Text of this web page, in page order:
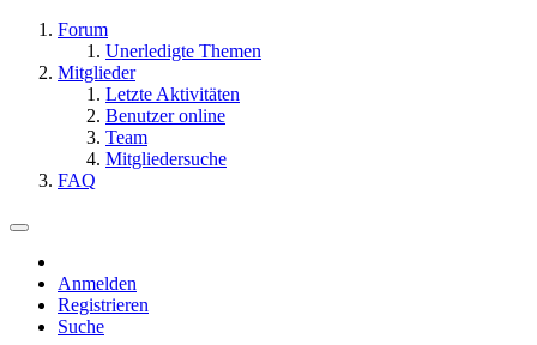
Forum
Unerledigte Themen
Mitglieder
Letzte Aktivitäten
Benutzer online
Team
Mitgliedersuche
FAQ
Anmelden
Registrieren
Suche